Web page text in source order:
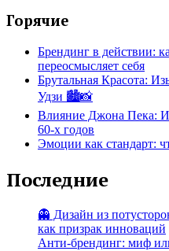
Горячие
Брендинг в действии:
переосмысляет себя
Брутальная Красота:
Удзи 🏙️📸
Влияние Джона Пека:
60-х годов
Эмоции как стандарт:
Последние
👻 Дизайн из
как призрак инноваций
Анти-брендинг: миф